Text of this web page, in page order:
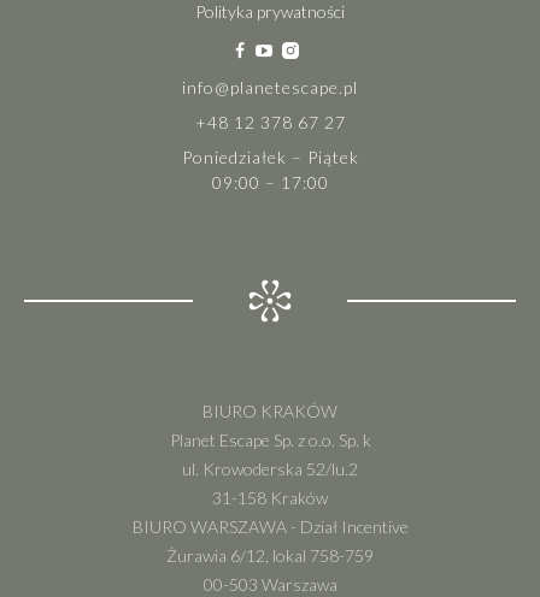
Polityka prywatności
info@planetescape.pl
+48 12 378 67 27
Poniedziałek – Piątek
09:00 – 17:00
BIURO KRAKÓW
Planet Escape Sp. z o.o. Sp. k
ul. Krowoderska 52/lu.2
31-158 Kraków
BIURO WARSZAWA - Dział Incentive
Żurawia 6/12, lokal 758-759
00-503 Warszawa